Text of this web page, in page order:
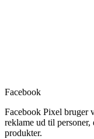
Facebook
Facebook Pixel bruger
reklame ud til
produkter.